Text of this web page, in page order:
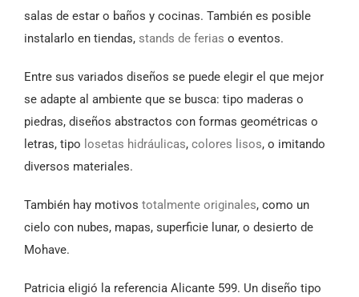
salas de estar o baños y cocinas. También es posible
instalarlo en tiendas, stands de ferias o eventos.
Entre sus variados diseños se puede elegir el que mejor
se adapte al ambiente que se busca: tipo maderas o
piedras, diseños abstractos con formas geométricas o
letras, tipo losetas hidráulicas, colores lisos, o imitando
diversos materiales.
También hay motivos totalmente originales, como un
cielo con nubes, mapas, superficie lunar, o desierto de
Mohave.
Patricia eligió la referencia Alicante 599. Un diseño tipo